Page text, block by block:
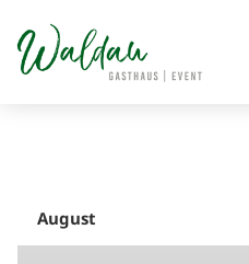
content
August